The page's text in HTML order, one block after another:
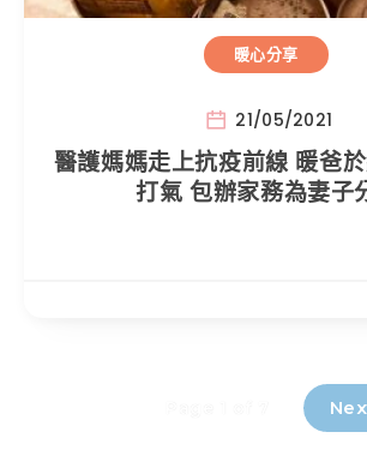
暖心分享
21/05/2021
醫護媽媽走上抗疫前線 暖爸
打氣 包辦家務為妻子